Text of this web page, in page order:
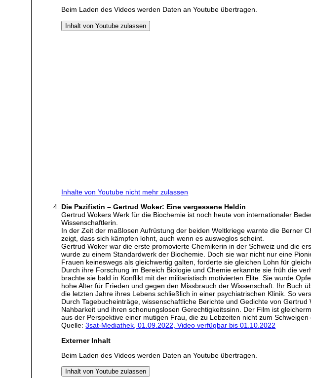
Beim Laden des Videos werden Daten an Youtube übertragen.
Inhalt von Youtube zulassen
Inhalte von Youtube nicht mehr zulassen
Die Pazifistin – Gertrud Woker: Eine vergessene Heldin
Gertrud Wokers Werk für die Biochemie ist noch heute von internationaler
Wissenschaftlerin.
In der Zeit der maßlosen Aufrüstung der beiden Weltkriege warnte die Berner
zeigt, dass sich kämpfen lohnt, auch wenn es ausweglos scheint.
Gertrud Woker war die erste promovierte Chemikerin in der Schweiz und die
wurde zu einem Standardwerk der Biochemie. Doch sie war nicht nur eine
Frauen keineswegs als gleichwertig galten, forderte sie gleichen Lohn für
Durch ihre Forschung im Bereich Biologie und Chemie erkannte sie früh die
brachte sie bald in Konflikt mit der militaristisch motivierten Elite. Sie wurde
hohe Alter für Frieden und gegen den Missbrauch der Wissenschaft. Ihr Buch
die letzten Jahre ihres Lebens schließlich in einer psychiatrischen Klinik. So
Durch Tagebucheinträge, wissenschaftliche Berichte und Gedichte von
Nahbarkeit und ihren schonungslosen Gerechtigkeitssinn. Der Film ist
aus der Perspektive einer mutigen Frau, die zu Lebzeiten nicht zum Schweigen
Quelle:3sat-Mediathek, 01.09.2022, Video verfügbar bis 01.10.2022
Externer Inhalt
Beim Laden des Videos werden Daten an Youtube übertragen.
Inhalt von Youtube zulassen